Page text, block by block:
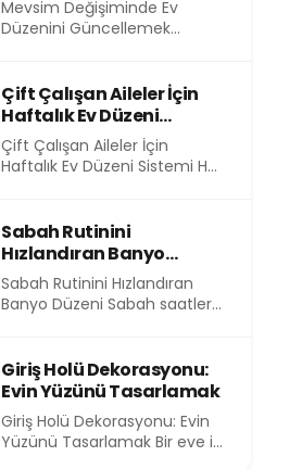
Mevsim Değişiminde Ev
Düzenini Güncellemek
evimizin içindeki atmosfer
de...
Çift Çalışan Aileler İçin
Haftalık Ev Düzeni
Sistemi
Çift Çalışan Aileler İçin
Haftalık Ev Düzeni Sistemi Her
Sabah Rutinini
Hızlandıran Banyo
Düzeni
Sabah Rutinini Hızlandıran
Banyo Düzeni Sabah saatleri,
Giriş Holü Dekorasyonu:
Evin Yüzünü Tasarlamak
Giriş Holü Dekorasyonu: Evin
Yüzünü Tasarlamak Bir eve ilk